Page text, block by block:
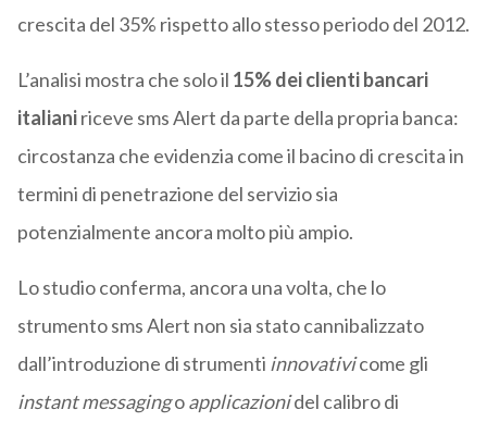
crescita del 35% rispetto allo stesso periodo del 2012.
L’analisi mostra che solo il 15% dei clienti bancari
italianiriceve sms Alert da parte della propria banca:
circostanza che evidenzia come il bacino di crescita in
termini di penetrazione del servizio sia
potenzialmente ancora molto più ampio.
Lo studio conferma, ancora una volta, che lo
strumento sms Alert non sia stato cannibalizzato
dall’introduzione di strumenti innovativicome gli
instant messagingoapplicazionidel calibro di